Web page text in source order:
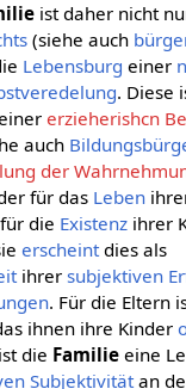
ist daher nicht
(siehe auch
Lebensburg einer
. Diese
erzieherishcn
auch
der
für das Leben
die Existenzihrer
erscheintdies als
ihrer subjektiven
. Für die Eltern
ihnen ihre Kinder
die Familieeine
Subjektivitätan